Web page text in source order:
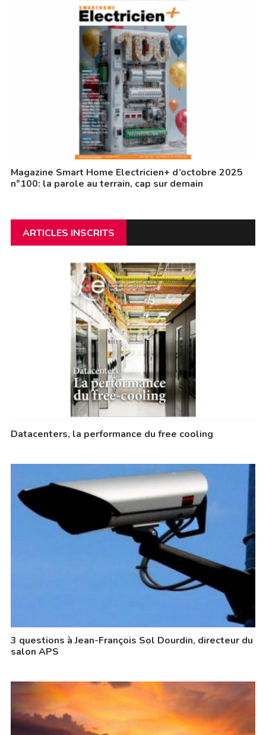
Magazine Smart Home Electricien+ d’octobre 2025
n°100: la parole au terrain, cap sur demain
ARTICLES INSCRITS
Datacenters, la performance du free cooling
3 questions à Jean-François Sol Dourdin, directeur du
salon APS